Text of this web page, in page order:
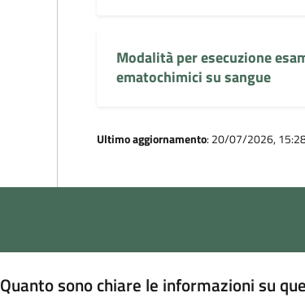
Modalità per esecuzione
ematochimici su sangue
Ultimo aggiornamento: 20/07/2026,
Quanto sono chiare le informazioni su